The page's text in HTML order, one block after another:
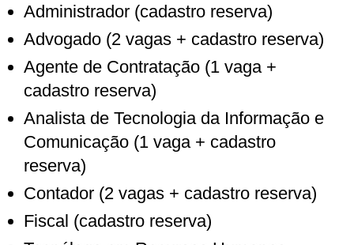
Administrador (cadastro reserva)
Advogado (2 vagas + cadastro reserva)
Agente de Contratação (1 vaga +
cadastro reserva)
Analista de Tecnologia da Informação e
Comunicação (1 vaga + cadastro
reserva)
Contador (2 vagas + cadastro reserva)
Fiscal (cadastro reserva)